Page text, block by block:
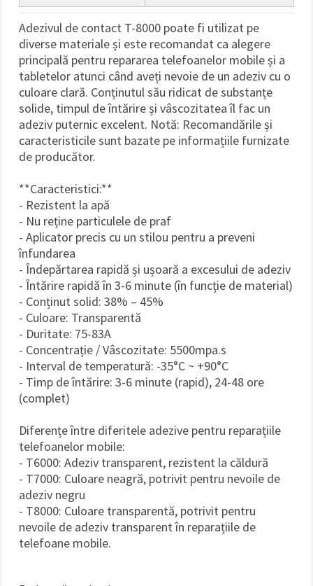
Adezivul de contact T-8000 poate fi utilizat pe
diverse materiale și este recomandat ca alegere
principală pentru repararea telefoanelor mobile și a
tabletelor atunci când aveți nevoie de un adeziv cu o
culoare clară. Conținutul său ridicat de substanțe
solide, timpul de întărire și vâscozitatea îl fac un
adeziv puternic excelent. Notă: Recomandările și
caracteristicile sunt bazate pe informațiile furnizate
de producător.
**Caracteristici:**
- Rezistent la apă
- Nu reține particulele de praf
- Aplicator precis cu un stilou pentru a preveni
înfundarea
- Îndepărtarea rapidă și ușoară a excesului de adeziv
- Întărire rapidă în 3-6 minute (în funcție de material)
- Conținut solid: 38% – 45%
- Culoare: Transparentă
- Duritate: 75-83A
- Concentrație / Vâscozitate: 5500mpa.s
- Interval de temperatură: -35°C ~ +90°C
- Timp de întărire: 3-6 minute (rapid), 24-48 ore
(complet)
Diferențe între diferitele adezive pentru reparațiile
telefoanelor mobile:
- T6000: Adeziv transparent, rezistent la căldură
- T7000: Culoare neagră, potrivit pentru nevoile de
adeziv negru
- T8000: Culoare transparentă, potrivit pentru
nevoile de adeziv transparent în reparațiile de
telefoane mobile.